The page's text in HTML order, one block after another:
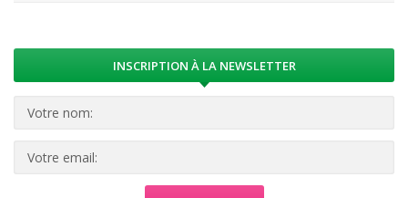
INSCRIPTION À LA NEWSLETTER